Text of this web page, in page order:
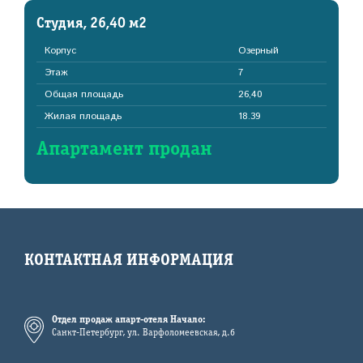
Студия, 26,40 м2
Корпус
Озерный
Этаж
7
Общая площадь
26,40
Жилая площадь
18.39
Апартамент продан
КОНТАКТНАЯ ИНФОРМАЦИЯ
Отдел продаж апарт-отеля Начало:
Санкт-Петербург, ул. Варфоломеевская, д.6